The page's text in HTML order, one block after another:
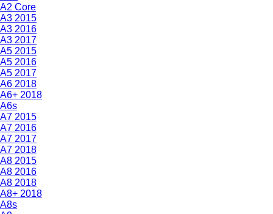
A2 Core
A3 2015
A3 2016
A3 2017
A5 2015
A5 2016
A5 2017
A6 2018
A6+ 2018
A6s
A7 2015
A7 2016
A7 2017
A7 2018
A8 2015
A8 2016
A8 2018
A8+ 2018
A8s